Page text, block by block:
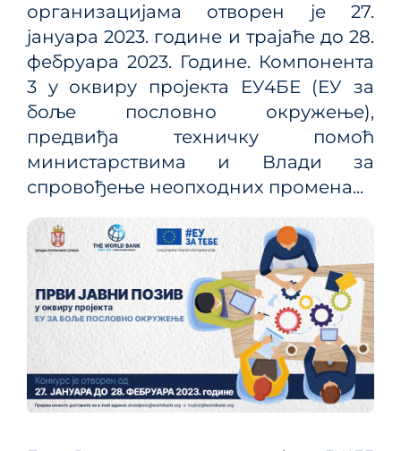
организацијама отворен је 27.
јануара 2023. године и трајаће до 28.
фебруара 2023. Године. Компонента
3 у оквиру пројекта ЕУ4БЕ (ЕУ за
боље пословно окружење),
предвиђа техничку помоћ
министарствима и Влади за
спровођење неопходних промена...